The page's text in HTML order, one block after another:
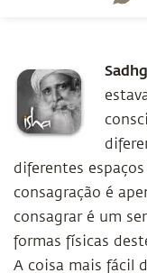
diferentes
consagração é
consagrar é um
formas físicas
A coisa mais fácil